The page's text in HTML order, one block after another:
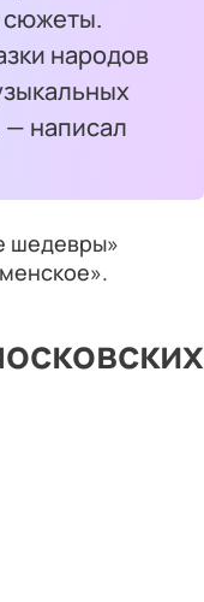
сюжеты.
народов
написал
шедевры»